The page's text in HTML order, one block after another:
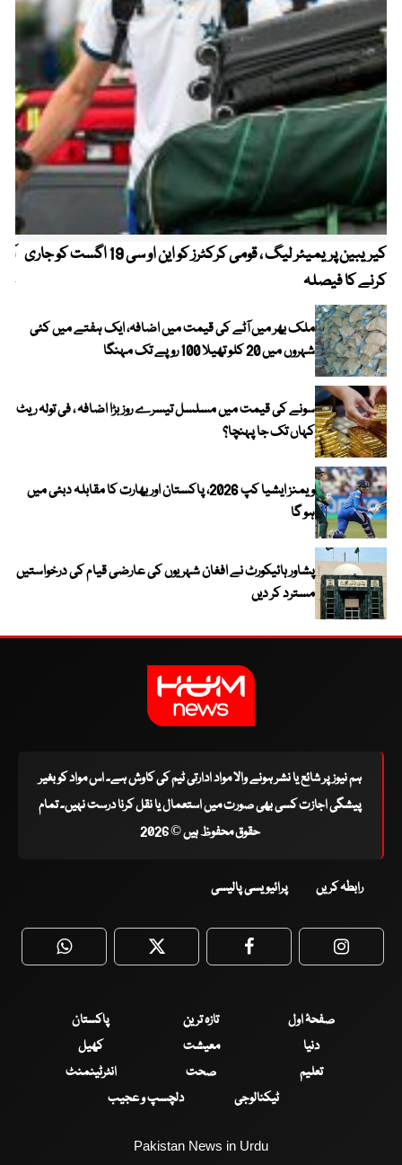
کیریبین پریمیئر لیگ ، قومی کرکٹرز کو این او سی 19 اگست کو جاری
کرنے کا فیصلہ
ملک بھر میں آٹے کی قیمت میں اضافہ، ایک ہفتے میں کئی
شہروں میں 20 کلو تھیلا 100 روپے تک مہنگا
سونے کی قیمت میں مسلسل تیسرے روز بڑا اضافہ ، فی تولہ ریٹ
کہاں تک جا پہنچا؟
ویمنز ایشیا کپ 2026، پاکستان اور بھارت کا مقابلہ دبئی میں
ہو گا
پشاور ہائیکورٹ نے افغان شہریوں کی عارضی قیام کی درخواستیں
مسترد کر دیں
ہم نیوز پر شائع یا نشر ہونے والا مواد ادارتی ٹیم کی کاوش ہے۔ اس مواد کو بغیر
پیشگی اجازت کسی بھی صورت میں استعمال یا نقل کرنا درست نہیں۔ تمام
حقوق محفوظ ہیں © 2026
رابطہ کریں پرائیویسی پالیسی
WhatsApp Twitter Facebook
صفحۂ اول تازہ ترین
پاکستان
دنیا
معیشت
کھیل
تعلیم
صحت
انٹرٹینمنٹ
ٹیکنالوجی
دلچسپ و عجیب
Pakistan News in Urdu